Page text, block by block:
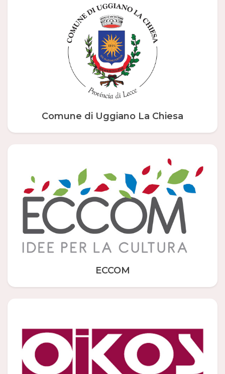
Comune di Uggiano La Chiesa
ECCOM